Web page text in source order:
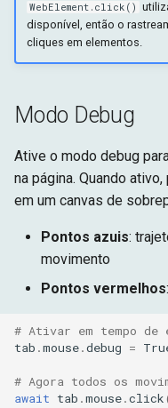
WebElement.click()
disponível, então o
cliques em elementos.
Modo Debug
Ative o modo debug
na página. Quando
em um canvas de
Pontos azuis:
movimento
Pontos vermelhos
# Ativar em tempo de
tab .mouse.debug =
# Agora todos os
await tab .mouse.click